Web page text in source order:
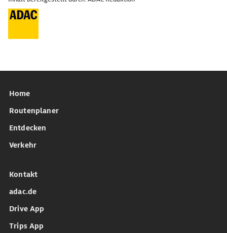
Home
Routenplaner
Entdecken
Verkehr
Kontakt
adac.de
Drive App
Trips App